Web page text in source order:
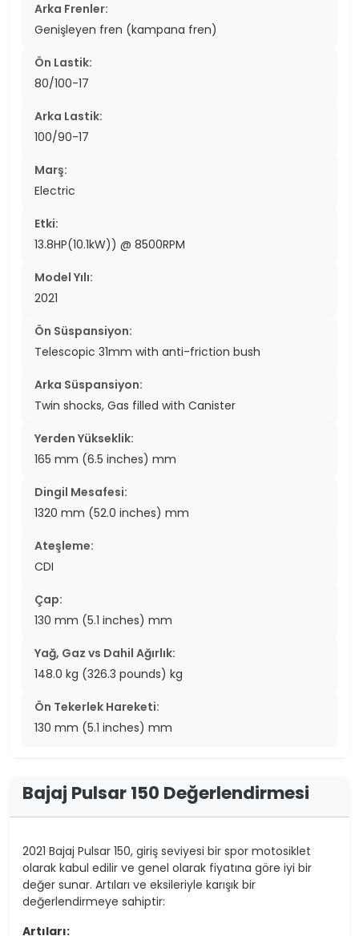
Arka Frenler:
Genişleyen fren (kampana fren)
Ön Lastik:
80/100-17
Arka Lastik:
100/90-17
Marş:
Electric
Etki:
13.8HP(10.1kW)) @ 8500RPM
Model Yılı:
2021
Ön Süspansiyon:
Telescopic 31mm with anti-friction bush
Arka Süspansiyon:
Twin shocks, Gas filled with Canister
Yerden Yükseklik:
165 mm (6.5 inches) mm
Dingil Mesafesi:
1320 mm (52.0 inches) mm
Ateşleme:
CDI
Çap:
130 mm (5.1 inches) mm
Yağ, Gaz vs Dahil Ağırlık:
148.0 kg (326.3 pounds) kg
Ön Tekerlek Hareketi:
130 mm (5.1 inches) mm
Bajaj Pulsar 150 Değerlendirmesi
2021 Bajaj Pulsar 150, giriş seviyesi bir spor motosiklet
olarak kabul edilir ve genel olarak fiyatına göre iyi bir
değer sunar. Artıları ve eksileriyle karışık bir
değerlendirmeye sahiptir:
Artıları: